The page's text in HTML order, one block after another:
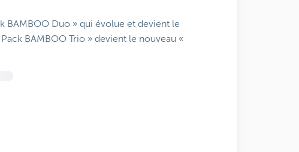
BAMBOO Duo » qui évolue et devient le
BAMBOO Trio » devient le nouveau «